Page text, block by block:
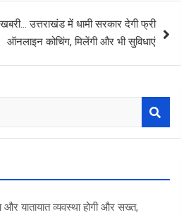
उत्तराखंड में धामी सरकार देगी फ्री
ऑनलाइन कोचिंग, मिलेंगी और भी सुविधाएं
और यातायात व्यवस्था होगी और सख्त,